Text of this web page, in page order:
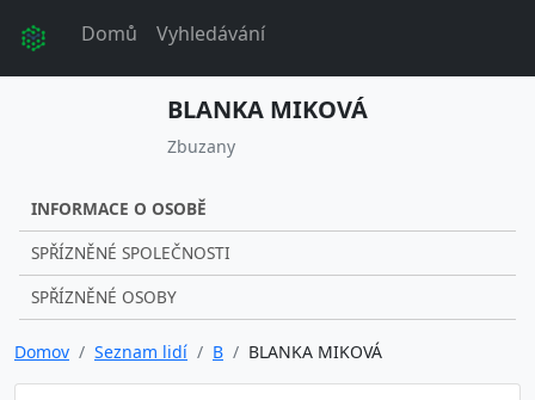
Domů Vyhledávání
BLANKA MIKOVÁ
Zbuzany
INFORMACE O OSOBĚ
SPŘÍZNĚNÉ SPOLEČNOSTI
SPŘÍZNĚNÉ OSOBY
Domov Seznam lidí B BLANKA MIKOVÁ